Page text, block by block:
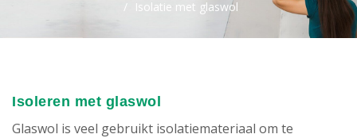
Isolatie met glaswol
Isoleren met glaswol
Glaswol is veel gebruikt isolatiemateriaal om te